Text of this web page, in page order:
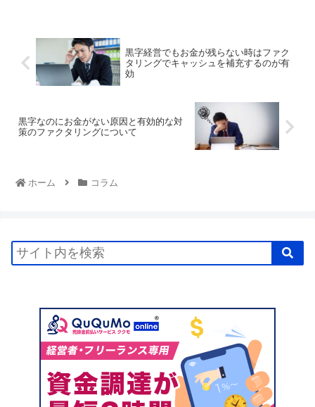
黒字経営でもお金が残らない時はファク
タリングでキャッシュを補充するのが有
効
黒字なのにお金がない原因と有効的な対
策のファクタリングについて
ホーム コラム